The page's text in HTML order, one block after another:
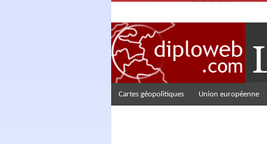
Cartes géopolitiques Union européenne